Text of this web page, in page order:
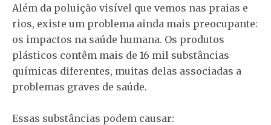
Além da poluição visível que vemos nas praias e
rios, existe um problema ainda mais preocupante:
os impactos na saúde humana. Os produtos
plásticos contêm mais de 16 mil substâncias
químicas diferentes, muitas delas associadas a
problemas graves de saúde.
Essas substâncias podem causar: